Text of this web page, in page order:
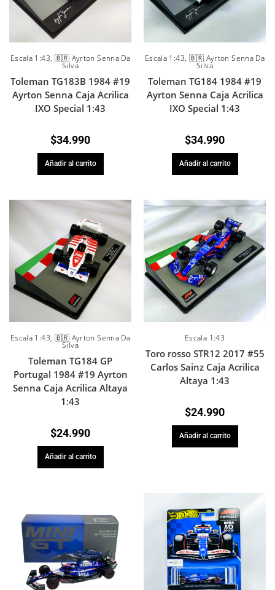
Escala 1:43, 🇧🇷 Ayrton Senna Da
Silva
Toleman TG183B 1984 #19
Ayrton Senna Caja Acrilica
IXO Special 1:43
$34.990
Añadir al carrito
Escala 1:43, 🇧🇷 Ayrton Senna Da
Silva
Toleman TG184 1984 #19
Ayrton Senna Caja Acrilica
IXO Special 1:43
$34.990
Añadir al carrito
Escala 1:43, 🇧🇷 Ayrton Senna Da
Silva
Toleman TG184 GP
Portugal 1984 #19 Ayrton
Senna Caja Acrilica Altaya
1:43
$24.990
Añadir al carrito
Escala 1:43
Toro rosso STR12 2017 #55
Carlos Sainz Caja Acrilica
Altaya 1:43
$24.990
Añadir al carrito